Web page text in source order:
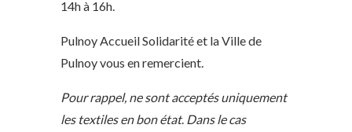
14h à 16h.
Pulnoy Accueil Solidarité et la Ville de
Pulnoy vous en remercient.
Pour rappel, ne sont acceptés uniquement
les textiles en bon état. Dans le cas